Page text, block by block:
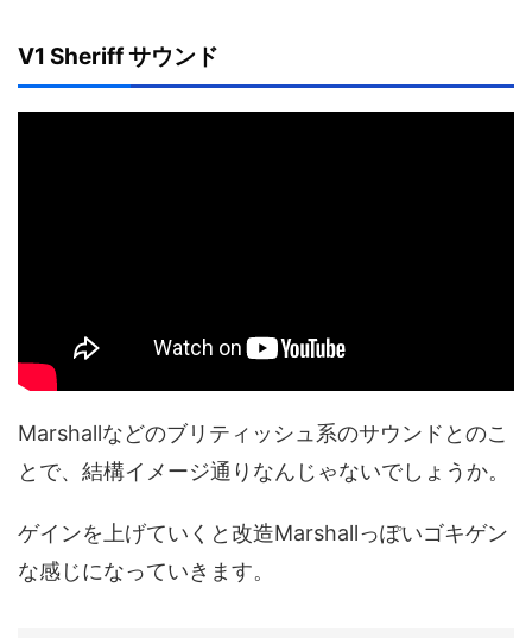
V1 Sheriff サウンド
Marshallなどのブリティッシュ系のサウンドとのこ
とで、結構イメージ通りなんじゃないでしょうか。
ゲインを上げていくと改造Marshallっぽいゴキゲン
な感じになっていきます。